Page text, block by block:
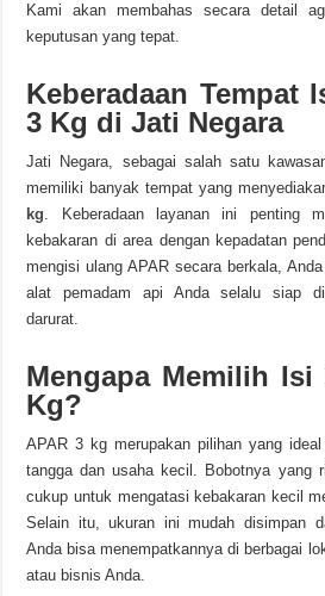
Kami akan membahas secara detail
keputusan yang tepat.
Keberadaan Tempat
3 Kg di Jati Negara
Jati Negara, sebagai salah satu
memiliki banyak tempat yang
kg. Keberadaan layanan ini penting
kebakaran di area dengan kepadatan
mengisi ulang APAR secara berkala,
alat pemadam api Anda selalu siap
darurat.
Mengapa Memilih
Kg?
APAR 3 kg merupakan pilihan yang
tangga dan usaha kecil. Bobotnya yang
cukup untuk mengatasi kebakaran kecil
Selain itu, ukuran ini mudah disimpan
Anda bisa menempatkannya di berbagai
atau bisnis Anda.